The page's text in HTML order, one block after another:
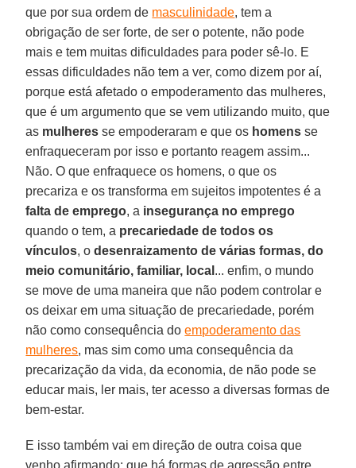
que por sua ordem de masculinidade, tem a
obrigação de ser forte, de ser o potente, não pode
mais e tem muitas dificuldades para poder sê-lo. E
essas dificuldades não tem a ver, como dizem por aí,
porque está afetado o empoderamento das mulheres,
que é um argumento que se vem utilizando muito, que
as mulheres se empoderaram e que os homens se
enfraqueceram por isso e portanto reagem assim...
Não. O que enfraquece os homens, o que os
precariza e os transforma em sujeitos impotentes é a
falta de emprego, a insegurança no emprego
quando o tem, a precariedade de todos os
vínculos, odesenraizamento de várias formas, do
meio comunitário, familiar, local ... enfim, o mundo
se move de uma maneira que não podem controlar e
os deixar em uma situação de precariedade, porém
não como consequência doempoderamento das
mulheres, mas sim como uma consequência da
precarização da vida, da economia, de não pode se
educar mais, ler mais, ter acesso a diversas formas de
bem-estar.
E isso também vai em direção de outra coisa que
venho afirmando: que há formas de agressão entre